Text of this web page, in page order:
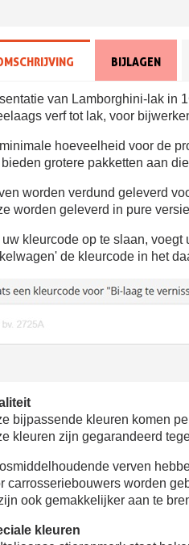
BIJLAGEN
van Lamborghini-lak in
verf tot lak, voor
hoeveelheid voor de
grotere pakketten aan
worden verdund geleverd
worden geleverd in pure
uw kleurcode op te slaan,
de kleurcode in het
bijpassende kleuren komen
kleuren zijn gegarandeerd
verven
carrosseriebouwers worden
ook gemakkelijker aan te
kleuren